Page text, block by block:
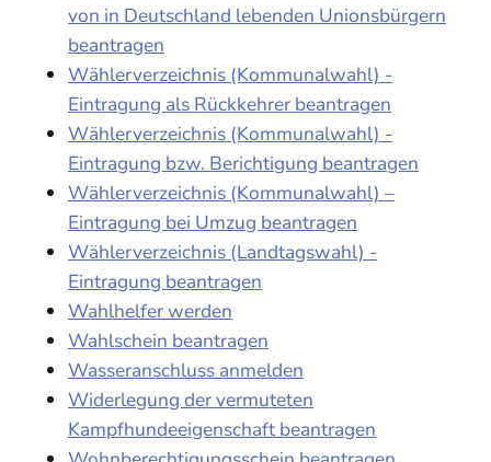
von in Deutschland lebenden Unionsbürgern
beantragen
Wählerverzeichnis (Kommunalwahl) -
Eintragung als Rückkehrer beantragen
Wählerverzeichnis (Kommunalwahl) -
Eintragung bzw. Berichtigung beantragen
Wählerverzeichnis (Kommunalwahl) –
Eintragung bei Umzug beantragen
Wählerverzeichnis (Landtagswahl) -
Eintragung beantragen
Wahlhelfer werden
Wahlschein beantragen
Wasseranschluss anmelden
Widerlegung der vermuteten
Kampfhundeeigenschaft beantragen